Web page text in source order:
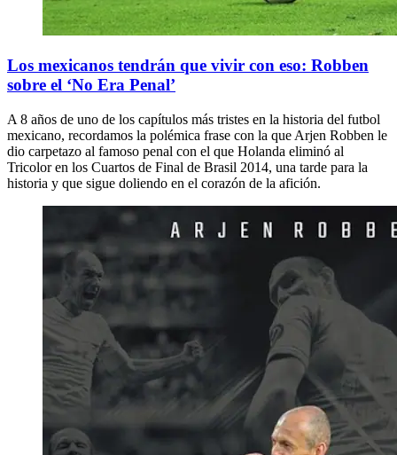
Los mexicanos tendrán que vivir con eso: Robben
sobre el ‘No Era Penal’
A 8 años de uno de los capítulos más tristes en la historia del futbol
mexicano, recordamos la polémica frase con la que Arjen Robben le
dio carpetazo al famoso penal con el que Holanda eliminó al
Tricolor en los Cuartos de Final de Brasil 2014, una tarde para la
historia y que sigue doliendo en el corazón de la afición.